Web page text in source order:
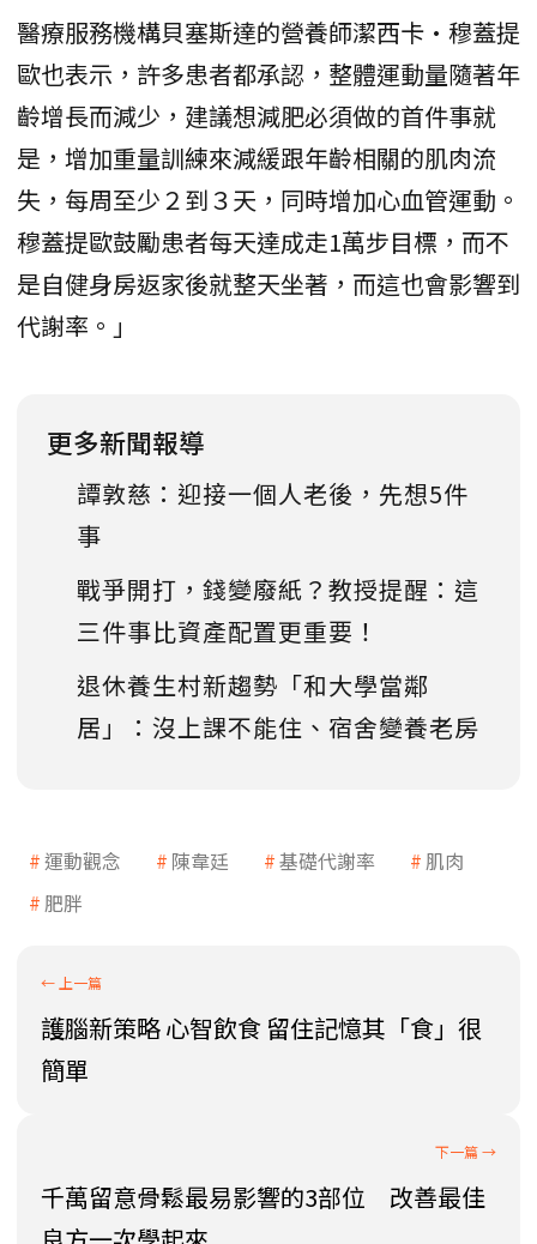
醫療服務機構貝塞斯達的營養師潔西卡·穆蓋提
歐也表示，許多患者都承認，整體運動量隨著年
齡增長而減少，建議想減肥必須做的首件事就
是，增加重量訓練來減緩跟年齡相關的肌肉流
失，每周至少２到３天，同時增加心血管運動。
穆蓋提歐鼓勵患者每天達成走1萬步目標，而不
是自健身房返家後就整天坐著，而這也會影響到
代謝率。」
更多新聞報導
譚敦慈：迎接一個人老後，先想5件
事
戰爭開打，錢變廢紙？教授提醒：這
三件事比資產配置更重要！
退休養生村新趨勢「和大學當鄰
居」：沒上課不能住、宿舍變養老房
運動觀念 陳韋廷 基礎代謝率
肌肉
肥胖
護腦新策略 心智飲食 留住記憶其「食」很
簡單
千萬留意骨鬆最易影響的3部位 改善最佳